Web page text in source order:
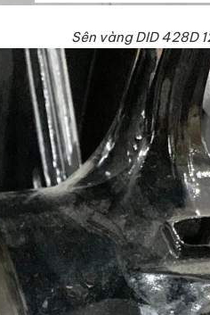
Sên vàng DID 428D